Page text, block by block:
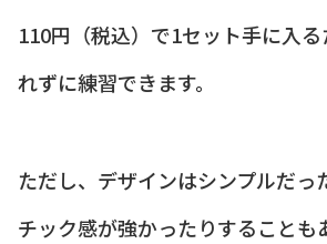
110円（税込）で1セット手に入
れずに練習できます。
ただし、デザインはシンプルだっ
チック感が強かったりすることも